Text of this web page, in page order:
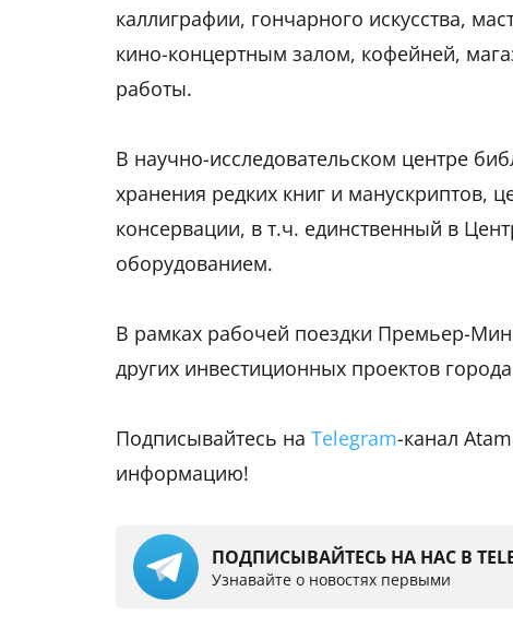
каллиграфии, гончарного искусства,
кино-концертным залом, кофейней,
работы.
В научно-исследовательском центре
хранения редких книг и манускриптов,
консервации, в т.ч. единственный в
оборудованием.
В рамках рабочей поездки Премьер-
других инвестиционных проектов
Подписывайтесь на Telegram-канал
информацию!
ПОДПИСЫВАЙТЕСЬ НА НАС В
Узнавайте о новостях первыми